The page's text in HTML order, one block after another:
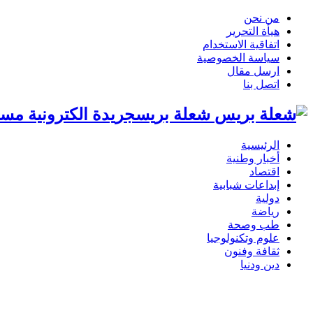
من نحن
هيأة التحرير
اتفاقية الاستخدام
سياسة الخصوصية
ارسل مقال
اتصل بنا
شعلة بريسجريدة الكترونية
الرئيسية
أخبار وطنية
اقتصاد
إبداعات شبابية
دولية
رياضة
طب وصحة
علوم وتكنولوجيا
ثقافة وفنون
دين ودنيا